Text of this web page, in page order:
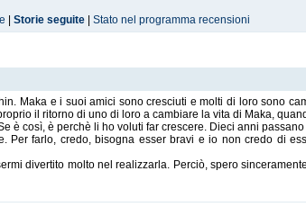
|Storie seguite |Stato nel programma recensioni
Maka e i suoi amici sono cresciuti e molti di loro sono
il ritorno di uno di loro a cambiare la vita di Maka,
è così, è perchè li ho voluti far crescere. Dieci anni
Per farlo, credo, bisogna esser bravi e io non credo di
divertito molto nel realizzarla. Perciò, spero